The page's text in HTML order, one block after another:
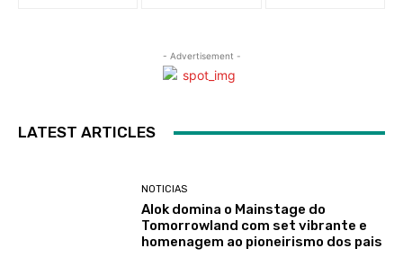
- Advertisement -
LATEST ARTICLES
NOTICIAS
Alok domina o Mainstage do
Tomorrowland com set vibrante e
homenagem ao pioneirismo dos pais